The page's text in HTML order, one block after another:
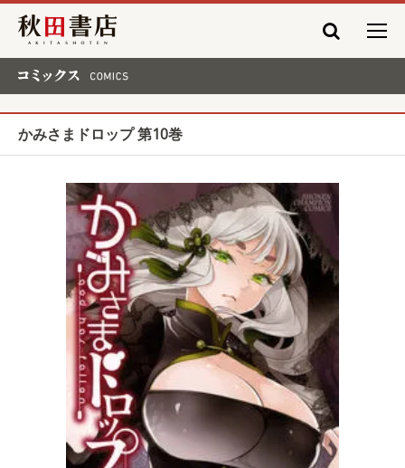
秋田書店
かみさまドロップ 第10巻